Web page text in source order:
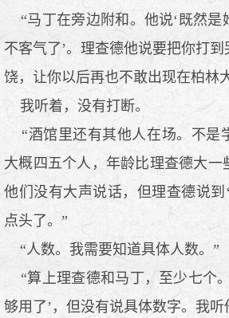
“马丁在旁边附和。他说‘既然是
不客气了’。理查德他说要把你打
饶，让你以后再也不敢出现在柏林
我听着，没有打断。
“酒馆里还有其他人在场。不是
大概四五个人，年龄比理查德大一
他们没有大声说话，但理查德说到
点头了。”
“人数。我需要知道具体人数。”
“算上理查德和马丁，至少七个
够用了’，但没有说具体数字。我